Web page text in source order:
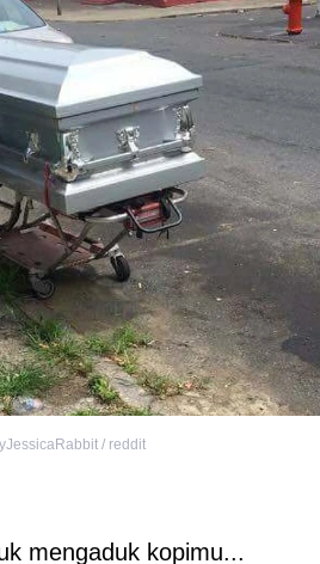
/ reddit
mengaduk kopimu...